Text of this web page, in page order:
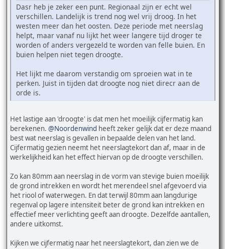
Dasr heb je zeker een punt. Regionaal zijn er echt wel
verschillen. Landelijk is trend nog wel vrij droog. In het
westen meer dan het oosten. Deze periode met neerslag
helpt, maar vanaf nu lijkt het weer langere tijd droger te
worden of anders vergezeld te worden van felle buien. En
buien helpen niet tegen droogte.
Het lijkt me daarom verstandig om sproeien wat in te
perken. Juist in tijden dat droogte nog niet direcr aan de
orde is.
Het lastige aan 'droogte' is dat men het moeilijk cijfermatig kan
berekenen. @Noordenwind heeft zeker gelijk dat er deze maand
best wat neerslag is gevallen in bepaalde delen van het land.
Cijfermatig gezien neemt het neerslagtekort dan af, maar in de
werkelijkheid kan het effect hiervan op de droogte verschillen.
Zo kan 80mm aan neerslag in de vorm van stevige buien moeilijk
de grond intrekken en wordt het merendeel snel afgevoerd via
het riool of waterwegen. En dat terwijl 80mm aan langdurige
regenval op lagere intensiteit beter de grond kan intrekken en
effectief meer verlichting geeft aan droogte. Dezelfde aantallen,
andere uitkomst.
Kijken we cijfermatig naar het neerslagtekort, dan zien we de